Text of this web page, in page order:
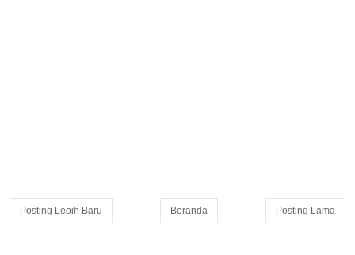
Posting Lebih Baru Posting Lama
Beranda